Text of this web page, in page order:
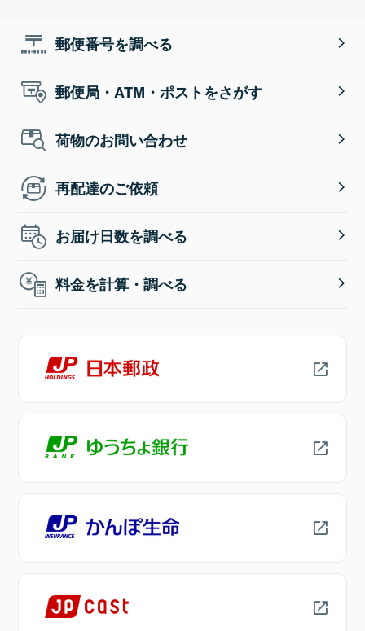
郵便番号を調べる
郵便局・ATM・ポストをさがす
荷物のお問い合わせ
再配達のご依頼
お届け日数を調べる
料金を計算・調べる